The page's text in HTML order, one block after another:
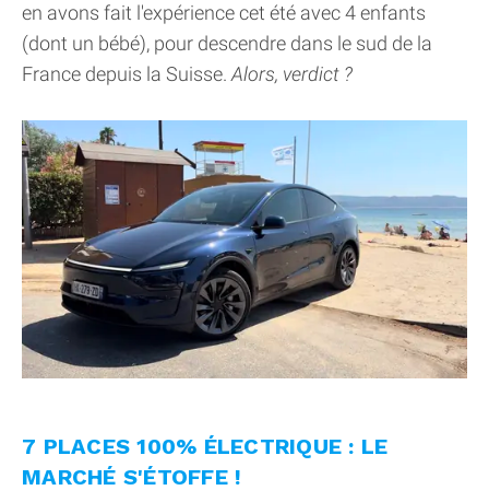
en avons fait l'expérience cet été avec 4 enfants
(dont un bébé), pour descendre dans le sud de la
France depuis la Suisse.Alors, verdict ?
7 PLACES 100% ÉLECTRIQUE : LE
MARCHÉ S'ÉTOFFE !